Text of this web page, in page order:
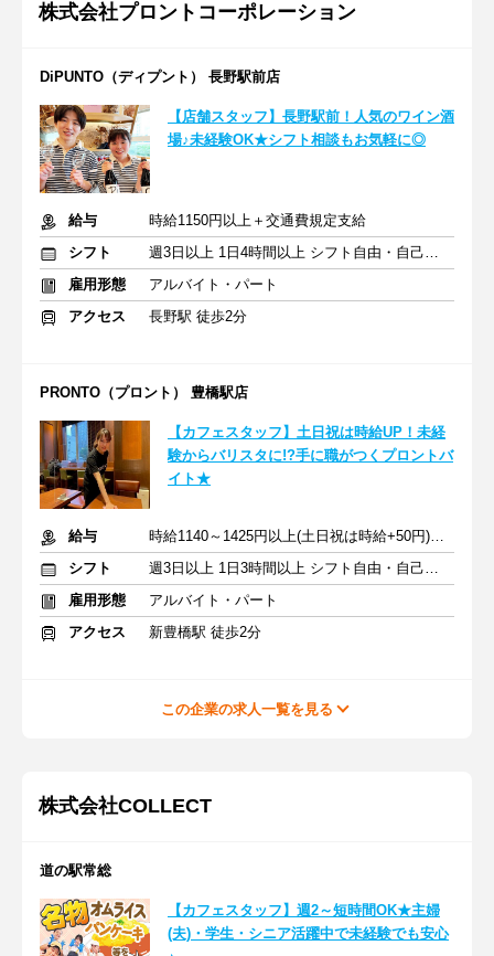
株式会社プロントコーポレーション
DiPUNTO（ディプント） 長野駅前店
【店舗スタッフ】長野駅前！人気のワイン酒
場♪未経験OK★シフト相談もお気軽に◎
給与
時給1150円以上＋交通費規定支給
シフト
週3日以上 1日4時間以上 シフト自由・自己申告
雇用形態
アルバイト・パート
アクセス
長野駅 徒歩2分
PRONTO（プロント） 豊橋駅店
【カフェスタッフ】土日祝は時給UP！未経
験からバリスタに!?手に職がつくプロントバ
イト★
給与
時給1140～1425円以上(土日祝は時給+50円)＋交通費支給
シフト
週3日以上 1日3時間以上 シフト自由・自己申告
雇用形態
アルバイト・パート
アクセス
新豊橋駅 徒歩2分
この企業の求人一覧を見る
株式会社COLLECT
道の駅常総
【カフェスタッフ】週2～短時間OK★主婦
(夫)・学生・シニア活躍中で未経験でも安心